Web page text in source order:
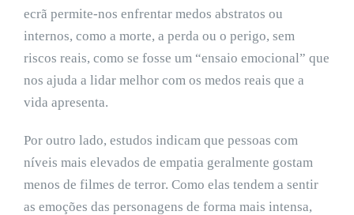
ecrã permite-nos enfrentar medos abstratos ou
internos, como a morte, a perda ou o perigo, sem
riscos reais, como se fosse um “ensaio emocional” que
nos ajuda a lidar melhor com os medos reais que a
vida apresenta.
Por outro lado, estudos indicam que pessoas com
níveis mais elevados de empatia geralmente gostam
menos de filmes de terror. Como elas tendem a sentir
as emoções das personagens de forma mais intensa,